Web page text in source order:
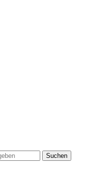
Suchen